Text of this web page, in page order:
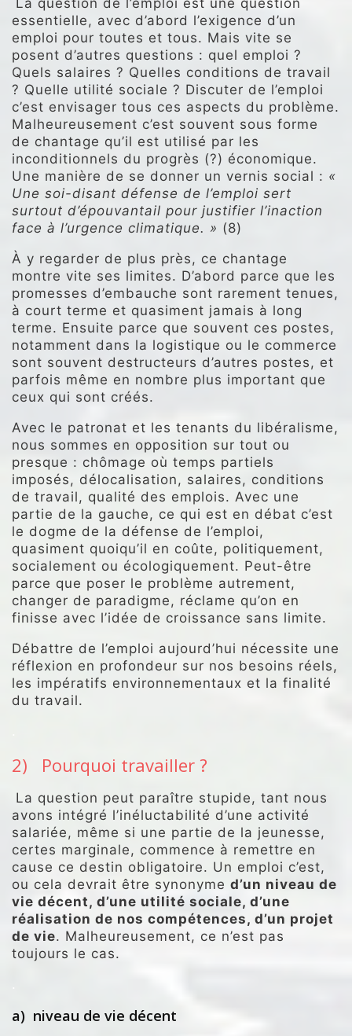
essentielle, avec d’abord l’exigence d’un
emploi pour toutes et tous. Mais vite se
posent d’autres questions : quel emploi ?
Quels salaires ? Quelles conditions de travail
? Quelle utilité sociale ? Discuter de l’emploi
c’est envisager tous ces aspects du problème.
Malheureusement c’est souvent sous forme
de chantage qu’il est utilisé par les
inconditionnels du progrès (?) économique.
Une manière de se donner un vernis social : «
Une soi-disant défense de l’emploi sert
surtout d’épouvantail pour justifier l’inaction
face à l’urgence climatique. » (8)
À y regarder de plus près, ce chantage
montre vite ses limites. D’abord parce que les
promesses d’embauche sont rarement tenues,
à court terme et quasiment jamais à long
terme. Ensuite parce que souvent ces postes,
notamment dans la logistique ou le commerce
sont souvent destructeurs d’autres postes, et
parfois même en nombre plus important que
ceux qui sont créés.
Avec le patronat et les tenants du libéralisme,
nous sommes en opposition sur tout ou
presque : chômage où temps partiels
imposés, délocalisation, salaires, conditions
de travail, qualité des emplois. Avec une
partie de la gauche, ce qui est en débat c’est
le dogme de la défense de l’emploi,
quasiment quoiqu’il en coûte, politiquement,
socialement ou écologiquement. Peut-être
parce que poser le problème autrement,
changer de paradigme, réclame qu’on en
finisse avec l’idée de croissance sans limite.
Débattre de l’emploi aujourd’hui nécessite une
réflexion en profondeur sur nos besoins réels,
les impératifs environnementaux et la finalité
du travail.
2) Pourquoi travailler ?
La question peut paraître stupide, tant nous
avons intégré l’inéluctabilité d’une activité
salariée, même si une partie de la jeunesse,
certes marginale, commence à remettre en
cause ce destin obligatoire. Un emploi c’est,
ou cela devrait être synonyme d’un niveau de
vie décent, d’une utilité sociale, d’une
réalisation de nos compétences, d’un projet
de vie. Malheureusement, ce n’est pas
toujours le cas.
.
a) niveau de vie décent